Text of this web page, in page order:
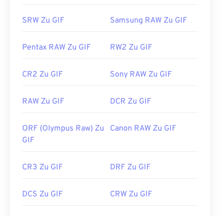
Entwickelt von: CompuServe, Inc.
Nützliche Links:
https://en.wikipedia.org/wiki/GIF
SRW Zu GIF Samsung RAW Zu GIF
Pentax RAW Zu GIF RW2 Zu GIF
CR2 Zu GIF Sony RAW Zu GIF
RAW Zu GIF DCR Zu GIF
ORF (Olympus Raw) Zu
GIF
Canon RAW Zu GIF
CR3 Zu GIF DRF Zu GIF
DCS Zu GIF CRW Zu GIF